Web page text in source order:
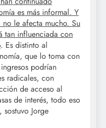
es más informal. Y
le afecta mucho. Su
tan influenciada con
. Es distinto al
que lo toma con
podrían
radicales, con
de acceso al
de interés, todo eso
Jorge